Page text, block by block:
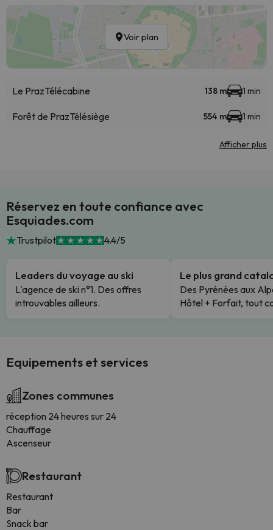
Voir plan
Le PrazTélécabine 138 m 1 min
Forêt de PrazTélésiège 554 m 1 min
Afficher plus
Réservez en toute confiance avec
Esquiades.com
Trustpilot 4.4/5
Leaders du voyage au ski
L'agence de ski n°1. Des offres
introuvables ailleurs.
Le plus grand
Des Pyrénées aux
Hôtel + Forfait, tout
Equipements et services
Zones communes
réception 24 heures sur 24
Chauffage
Ascenseur
Restaurant
Restaurant
Bar
Snack bar